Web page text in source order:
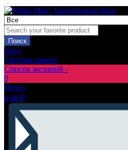
Поиск
Вход
Учетная запись
Список желаний -
0
Итого
0,00 ₽